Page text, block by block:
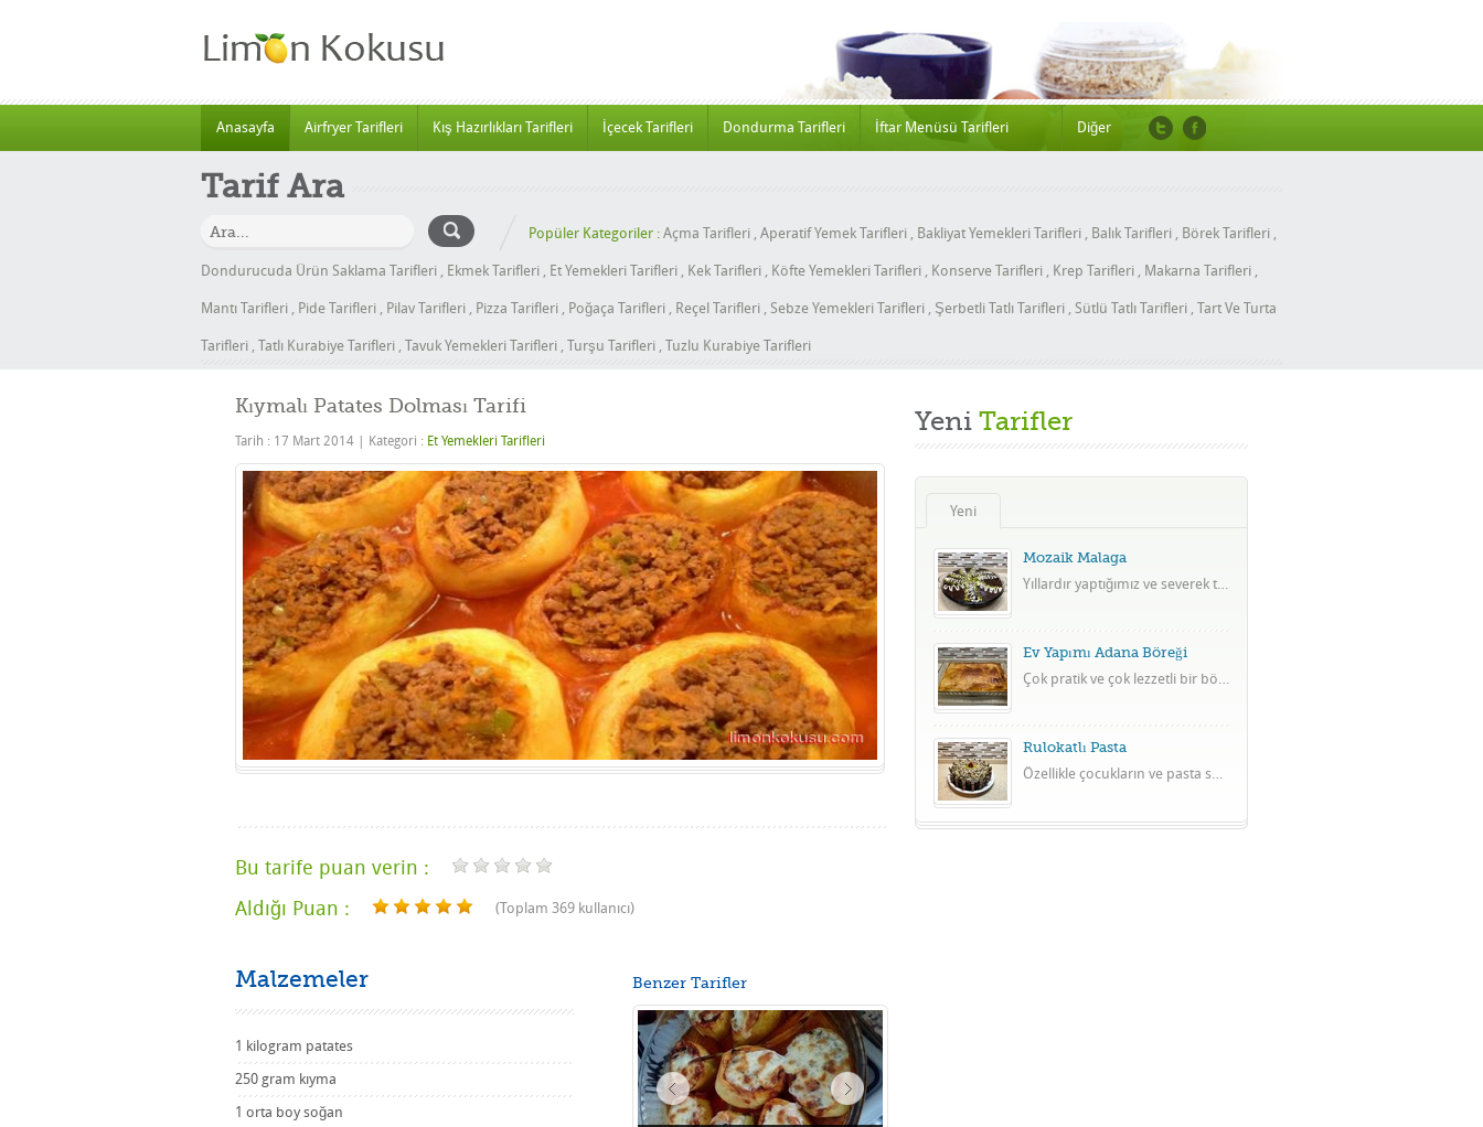
Anasayfa Airfryer Tarifleri Kış Hazırlıkları Tarifleri İçecek Tarifleri Dondurma Tarifleri İftar Menüsü Tarifleri Diğer
Tarif Ara
Popüler Kategoriler : Açma Tarifleri , Aperatif Yemek Tarifleri , Bakliyat Yemekleri Tarifleri , Balık Tarifleri , Börek Tarifleri ,
Dondurucuda Ürün Saklama Tarifleri , Ekmek Tarifleri , Et Yemekleri Tarifleri , Kek Tarifleri , Köfte Yemekleri Tarifleri , Konserve Tarifleri , Krep Tarifleri , Makarna Tarifleri ,
Mantı Tarifleri , Pide Tarifleri , Pilav Tarifleri , Pizza Tarifleri , Poğaça Tarifleri , Reçel Tarifleri , Sebze Yemekleri Tarifleri , Şerbetli Tatlı Tarifleri , Sütlü Tatlı Tarifleri , Tart Ve Turta
Tarifleri , Tatlı Kurabiye Tarifleri , Tavuk Yemekleri Tarifleri , Turşu Tarifleri , Tuzlu Kurabiye Tarifleri
Kıymalı Patates Dolması Tarifi
Tarih : 17 Mart 2014 Kategori : Et Yemekleri Tarifleri
Bu tarife puan verin :
Aldığı Puan :
(Toplam 369 kullanıcı)
Malzemeler
1 kilogram patates
250 gram kıyma
1 orta boy soğan
Benzer Tarifler
Yeni Tarifler
Yeni
Mozaik Malaga
Yıllardır yaptığımız ve severek tükettiğimiz mozaik pasta ile son zamanların lezzetlerinden malaganın süper birleşimi.
Ev Yapımı Adana Böreği
Çok pratik ve çok lezzetli bir börek tarifi.
Rulokatlı Pasta
Özellikle çocukların ve pasta seven herkesin beğeneceği çok lezzetli bir tarif.